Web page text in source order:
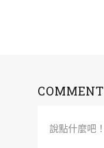
COMMENT
說點什麼吧！